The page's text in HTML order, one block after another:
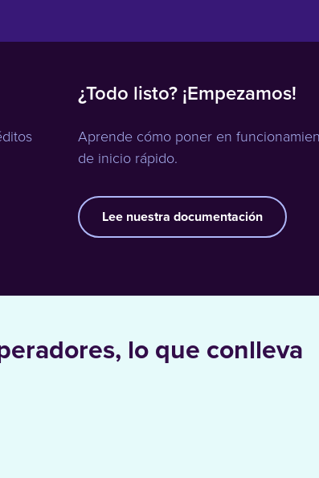
¿Todo listo? ¡Empezamos!
Aprende cómo poner en
de inicio rápido.
Lee nuestra documentación
lo que conlleva